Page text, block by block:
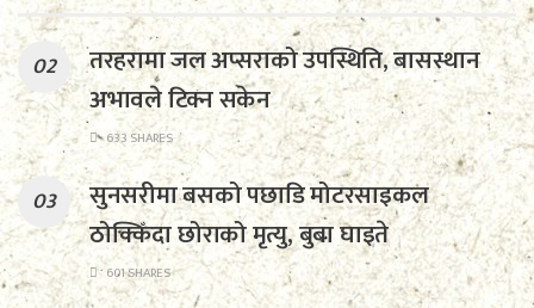
तरहरामा जल अप्सराको उपस्थिति, बासस्थान
अभावले टिक्न सकेन
633 SHARES
सुनसरीमा बसको पछाडि मोटरसाइकल
ठोक्किँदा छोराको मृत्यु, बुबा घाइते
601 SHARES